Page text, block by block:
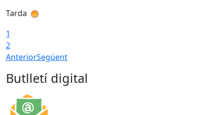
Tarda
1
2
AnteriorSegüent
Butlletí digital